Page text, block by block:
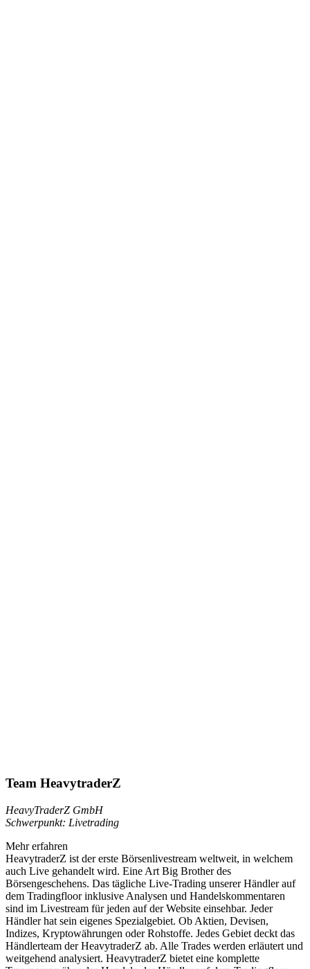
Team HeavytraderZ
HeavyTraderZ GmbH
Schwerpunkt: Livetrading
Mehr erfahren
HeavytraderZ ist der erste Börsenlivestream weltweit, in welchem
auch Live gehandelt wird. Eine Art Big Brother des
Börsengeschehens. Das tägliche Live-Trading unserer Händler auf
dem Tradingfloor inklusive Analysen und Handelskommentaren
sind im Livestream für jeden auf der Website einsehbar. Jeder
Händler hat sein eigenes Spezialgebiet. Ob Aktien, Devisen,
Indizes, Kryptowährungen oder Rohstoffe. Jedes Gebiet deckt das
Händlerteam der HeavytraderZ ab. Alle Trades werden erläutert und
weitgehend analysiert. HeavytraderZ bietet eine komplette